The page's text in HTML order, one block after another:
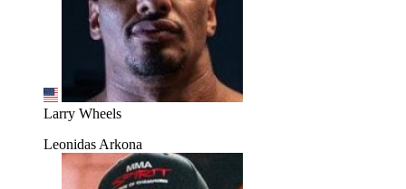
Larry Wheels
Leonidas Arkona